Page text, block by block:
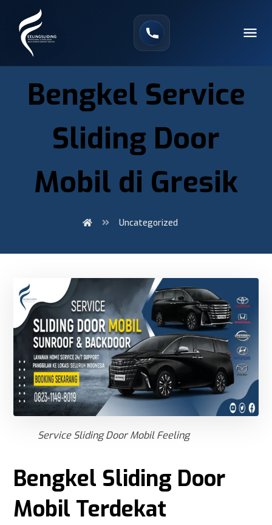
Bengkel Service
Sliding Door
Mobil di Gresik
Uncategorized
Service Sliding Door Mobil Feeling
Bengkel Sliding Door
Mobil Terdekat